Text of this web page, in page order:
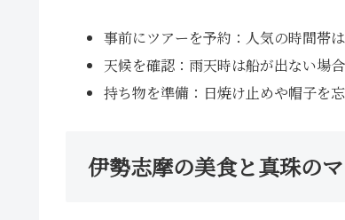
事前にツアーを予約：人気の時間帯
天候を確認：雨天時は船が出ない場
持ち物を準備：日焼け止めや帽子を
伊勢志摩の美食と真珠の